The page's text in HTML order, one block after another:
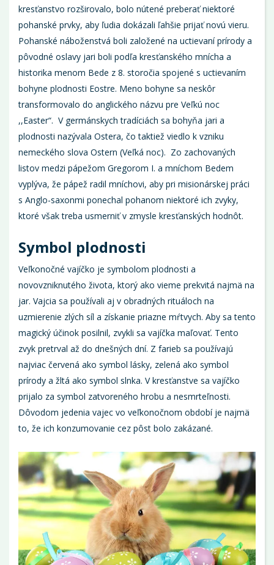
kresťanstvo rozširovalo, bolo nútené preberať niektoré
pohanské prvky, aby ľudia dokázali ľahšie prijať novú vieru.
Pohanské náboženstvá boli založené na uctievaní prírody a
pôvodné oslavy jari boli podľa kresťanského mnícha a
historika menom Bede z 8. storočia spojené s uctievaním
bohyne plodnosti Eostre. Meno bohyne sa neskôr
transformovalo do anglického názvu pre Veľkú noc
,,Easter“. V germánskych tradíciách sa bohyňa jari a
plodnosti nazývala Ostera, čo taktiež viedlo k vzniku
nemeckého slova Ostern (Veľká noc). Zo zachovaných
listov medzi pápežom Gregorom I. a mníchom Bedem
vyplýva, že pápež radil mníchovi, aby pri misionárskej práci
s Anglo-saxonmi ponechal pohanom niektoré ich zvyky,
ktoré však treba usmerniť v zmysle kresťanských hodnôt.
Symbol plodnosti
Veľkonočné vajíčko je symbolom plodnosti a
novovzniknutého života, ktorý ako vieme prekvitá najmä na
jar. Vajcia sa používali aj v obradných rituáloch na
uzmierenie zlých síl a získanie priazne mŕtvych. Aby sa tento
magický účinok posilnil, zvykli sa vajíčka maľovať. Tento
zvyk pretrval až do dnešných dní. Z farieb sa používajú
najviac červená ako symbol lásky, zelená ako symbol
prírody a žltá ako symbol slnka. V kresťanstve sa vajíčko
prijalo za symbol zatvoreného hrobu a nesmrteľnosti.
Dôvodom jedenia vajec vo veľkonočnom období je najmä
to, že ich konzumovanie cez pôst bolo zakázané.